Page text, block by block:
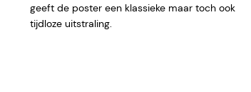
geeft de poster een klassieke maar toch ook
tijdloze uitstraling.